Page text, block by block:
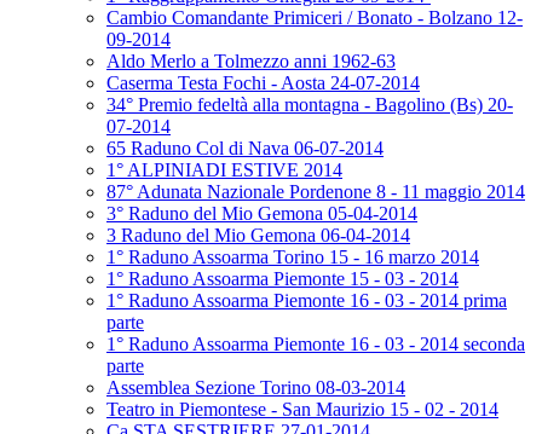
Cambio Comandante Primiceri / Bonato - Bolzano 12-
09-2014
Aldo Merlo a Tolmezzo anni 1962-63
Caserma Testa Fochi - Aosta 24-07-2014
34° Premio fedeltà alla montagna - Bagolino (Bs) 20-
07-2014
65 Raduno Col di Nava 06-07-2014
1° ALPINIADI ESTIVE 2014
87° Adunata Nazionale Pordenone 8 - 11 maggio 2014
3° Raduno del Mio Gemona 05-04-2014
3 Raduno del Mio Gemona 06-04-2014
1° Raduno Assoarma Torino 15 - 16 marzo 2014
1° Raduno Assoarma Piemonte 15 - 03 - 2014
1° Raduno Assoarma Piemonte 16 - 03 - 2014 prima
parte
1° Raduno Assoarma Piemonte 16 - 03 - 2014 seconda
parte
Assemblea Sezione Torino 08-03-2014
Teatro in Piemontese - San Maurizio 15 - 02 - 2014